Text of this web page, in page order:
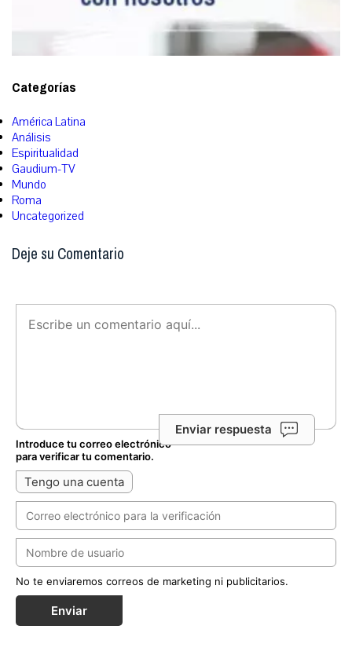
Categorías
América Latina
Análisis
Espiritualidad
Gaudium-TV
Mundo
Roma
Uncategorized
Deje su Comentario
Enviar respuesta
Introduce tu correo electrónico
para verificar tu comentario.
Tengo una cuenta
No te enviaremos correos de marketing ni publicitarios.
Enviar